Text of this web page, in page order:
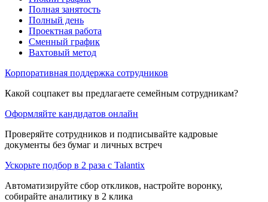
Полная занятость
Полный день
Проектная работа
Сменный график
Вахтовый метод
Корпоративная поддержка сотрудников
Какой соцпакет вы предлагаете семейным сотрудникам?
Оформляйте кандидатов онлайн
Проверяйте сотрудников и подписывайте кадровые
документы без бумаг и личных встреч
Ускорьте подбор в 2 раза с Talantix
Автоматизируйте сбор откликов, настройте воронку,
собирайте аналитику в 2 клика